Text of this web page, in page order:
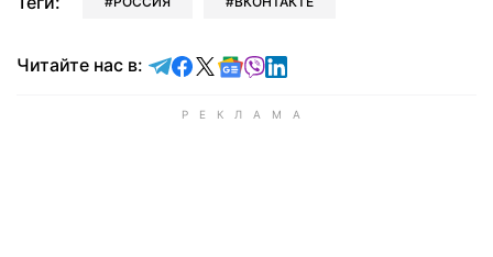
Читайте нас в: Читайте в Telegram
Читайте в Facebook
Читайте в X
Читайте в Google news
Читайте в Viber
Читайте в LinkedIn